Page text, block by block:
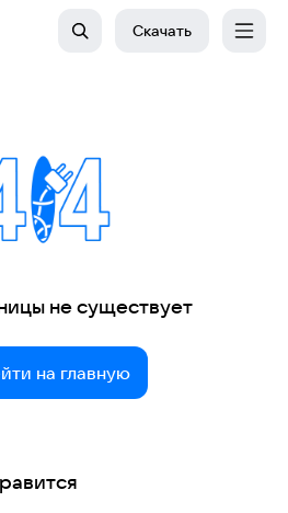
Скачать
не существует
на главную